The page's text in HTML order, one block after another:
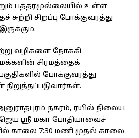
பத்தரமுல்லையில் உள்ள
சுற்றி சிறப்பு போக்குவரத்து
வழிகளை நோக்கி
சிரமத்தைக்
போக்குவரத்து
நகரம், ரயில் நிலைய
ஜெய ஸ்ரீ மகா போதியாவைச்
காலை 7:30 மணி முதல் காலை